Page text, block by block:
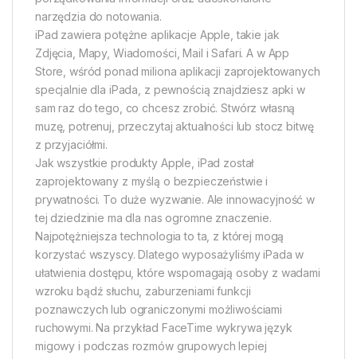
narzędzia do notowania.
iPad zawiera potężne aplikacje Apple, takie jak
Zdjęcia, Mapy, Wiadomości, Mail i Safari. A w App
Store, wśród ponad miliona aplikacji zaprojektowanych
specjalnie dla iPada, z pewnością znajdziesz apki w
sam raz do tego, co chcesz zrobić. Stwórz własną
muzę, potrenuj, przeczytaj aktualności lub stocz bitwę
z przyjaciółmi.
Jak wszystkie produkty Apple, iPad został
zaprojektowany z myślą o bezpieczeństwie i
prywatności. To duże wyzwanie. Ale innowacyjność w
tej dziedzinie ma dla nas ogromne znaczenie.
Najpotężniejsza technologia to ta, z której mogą
korzystać wszyscy. Dlatego wyposażyliśmy iPada w
ułatwienia dostępu, które wspomagają osoby z wadami
wzroku bądź słuchu, zaburzeniami funkcji
poznawczych lub ograniczonymi możliwościami
ruchowymi. Na przykład FaceTime wykrywa język
migowy i podczas rozmów grupowych lepiej